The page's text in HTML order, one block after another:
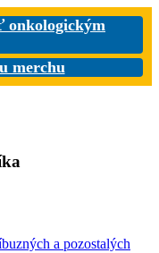
onkologickým
merchu
a pozostalých